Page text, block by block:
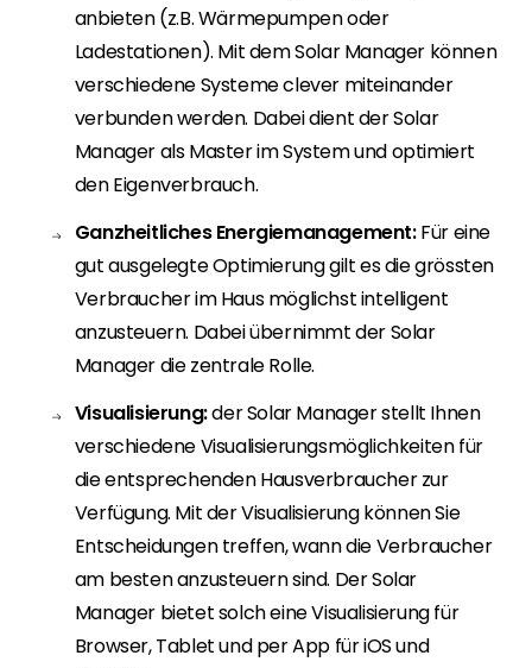
anbieten (z.B. Wärmepumpen oder
Ladestationen). Mit dem Solar Manager können
verschiedene Systeme clever miteinander
verbunden werden. Dabei dient der Solar
Manager als Master im System und optimiert
den Eigenverbrauch.
Ganzheitliches Energiemanagement:Für eine
gut ausgelegte Optimierung gilt es die grössten
Verbraucher im Haus möglichst intelligent
anzusteuern. Dabei übernimmt der Solar
Manager die zentrale Rolle.
Visualisierung:der Solar Manager stellt Ihnen
verschiedene Visualisierungsmöglichkeiten für
die entsprechenden Hausverbraucher zur
Verfügung. Mit der Visualisierung können Sie
Entscheidungen treffen, wann die Verbraucher
am besten anzusteuern sind. Der Solar
Manager bietet solch eine Visualisierung für
Browser, Tablet und per App für iOS und